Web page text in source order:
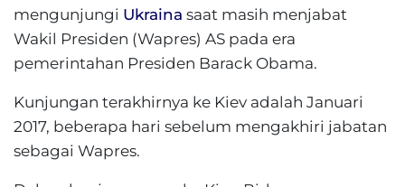
mengunjungi Ukraina saat masih menjabat
Wakil Presiden (Wapres) AS pada era
pemerintahan Presiden Barack Obama.
Kunjungan terakhirnya ke Kiev adalah Januari
2017, beberapa hari sebelum mengakhiri jabatan
sebagai Wapres.